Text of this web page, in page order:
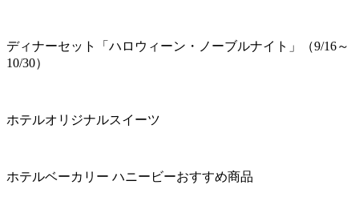
ディナーセット「ハロウィーン・ノーブルナイト」（9/16～
10/30）
ホテルオリジナルスイーツ
ホテルベーカリー ハニービーおすすめ商品